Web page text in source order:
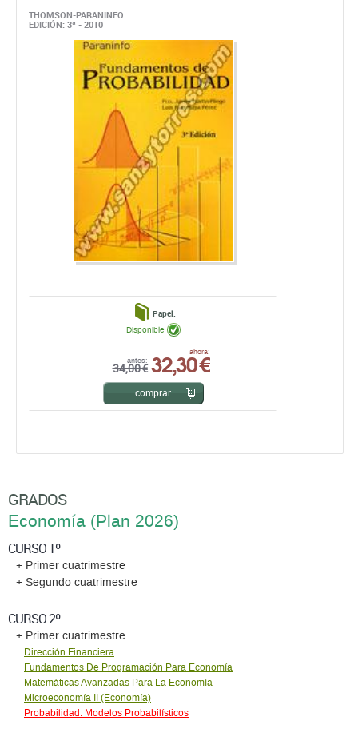
THOMSON-PARANINFO
EDICIÓN: 3ª - 2010
Papel:
antes:
34,00 €
ahora:
32,30 €
Disponible
comprar
GRADOS
Economí­a (Plan 2026)
CURSO 1º
+ Primer cuatrimestre
+ Segundo cuatrimestre
CURSO 2º
+ Primer cuatrimestre
Dirección Financiera
Fundamentos De Programación Para Economía
Matemáticas Avanzadas Para La Economía
Microeconomí­a II (Economía)
Probabilidad. Modelos Probabilí­sticos